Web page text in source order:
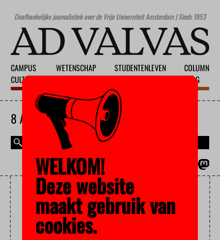
Onafhankelijke journalistiek over de Vrije Universiteit Amsterdam | Sinds 1953
CAMPUS
CULTUUR
WETENSCHAP
STUDENTENLEVEN
COLUMN
BLOG
8 AUGUSTUS 2026
DEELTIJD
WELKOM!
Deze website
maakt gebruik van
cookies.